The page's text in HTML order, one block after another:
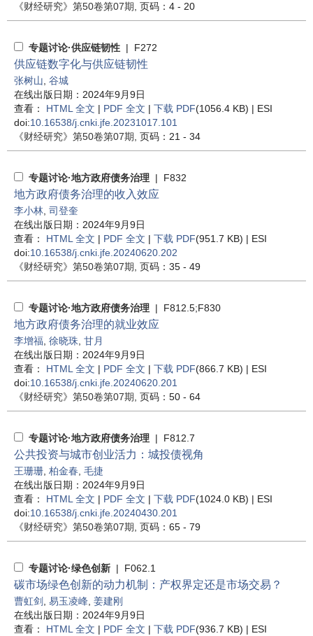
《财经研究》 第50卷第07期 , 页码：4 - 20
专题讨论·供应链韧性 | F272
供应链数字化与供应链韧性
张树山 谷城
在线出版日期：2024年9月9日
查看： HTML 全文 | PDF 全文 | 下载 PDF(1056.4 KB) | ESI
doi:10.16538/j.cnki.jfe.20231017.101
《财经研究》 第50卷第07期 , 页码：21 - 34
专题讨论·地方政府债务治理 | F832
地方政府债务治理的收入效应
李小林 司登奎
在线出版日期：2024年9月9日
查看： HTML 全文 | PDF 全文 | 下载 PDF(951.7 KB) | ESI
doi:10.16538/j.cnki.jfe.20240620.202
《财经研究》 第50卷第07期 , 页码：35 - 49
专题讨论·地方政府债务治理 | F812.5;F830
地方政府债务治理的就业效应
李增福 徐晓珠 甘月
在线出版日期：2024年9月9日
查看： HTML 全文 | PDF 全文 | 下载 PDF(866.7 KB) | ESI
doi:10.16538/j.cnki.jfe.20240620.201
《财经研究》 第50卷第07期 , 页码：50 - 64
专题讨论·地方政府债务治理 | F812.7
公共投资与城市创业活力：城投债视角
王珊珊 柏金春 毛捷
在线出版日期：2024年9月9日
查看： HTML 全文 | PDF 全文 | 下载 PDF(1024.0 KB) | ESI
doi:10.16538/j.cnki.jfe.20240430.201
《财经研究》 第50卷第07期 , 页码：65 - 79
专题讨论·绿色创新 | F062.1
碳市场绿色创新的动力机制：产权界定还是市场交易？
曹虹剑 易玉凌峰 姜建刚
在线出版日期：2024年9月9日
查看： HTML 全文 | PDF 全文 | 下载 PDF(936.7 KB) | ESI